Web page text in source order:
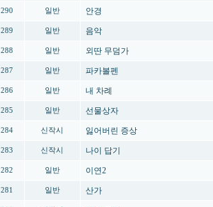
290 일반 안경
289 일반 음악
288 일반 외딴 무덤가
287 일반 파카볼펜
286 일반 내 차례
285 일반 선물상자
284 신작시 잃어버린 증상
283 신작시 나이 답기
282 일반 이연2
281 일반 산가